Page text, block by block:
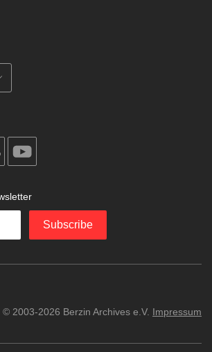
soundcloud
Subscribe
© 2003-2026 Berzin Archives e.V. Impressum